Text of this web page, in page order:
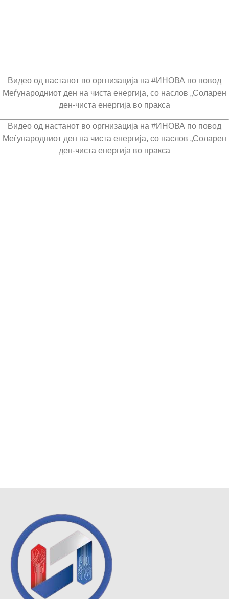
Видео од настанот во оргнизација на #ИНОВА по повод
Меѓународниот ден на чиста енергија, со наслов „Соларен
ден-чиста енергија во пракса
Видео од настанот во оргнизација на #ИНОВА по повод
Меѓународниот ден на чиста енергија, со наслов „Соларен
ден-чиста енергија во пракса